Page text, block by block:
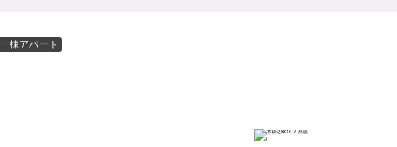
一棟アパート